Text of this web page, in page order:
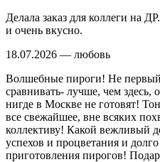
Делала заказ для коллеги на
и очень вкусно.
18.07.2026 — любовь
Волшебные пироги! Не первый
сравнивать- лучше, чем здесь,
нигде в Москве не готовят!
все свежайшее, вне всяких
коллективу! Какой вежливый
успехов и процветания и
приготовления пирогов!